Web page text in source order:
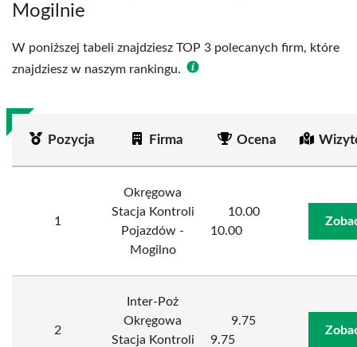
Mogilnie
W poniższej tabeli znajdziesz TOP 3 polecanych firm, które
znajdziesz w naszym rankingu.
Pozycja Firma Ocena
1
Okręgowa
Stacja Kontroli
Pojazdów -
Mogilno
10.00
10.00
2
Inter-Poż
Okręgowa
Stacja Kontroli
9.75
9.75